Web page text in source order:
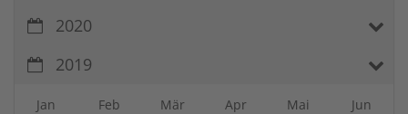
2020
2019
Jan Feb Mär Apr Mai Jun